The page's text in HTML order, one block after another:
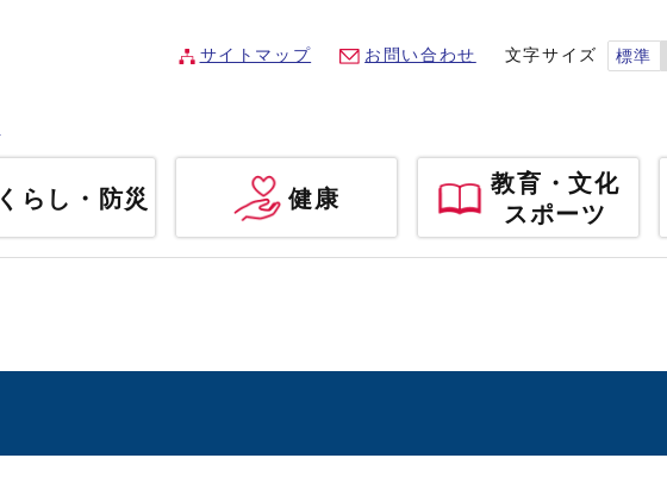
サイトマップ お問い合わせ 文字サイズ 標準
くらし・防災 健康
教育・文化
スポーツ